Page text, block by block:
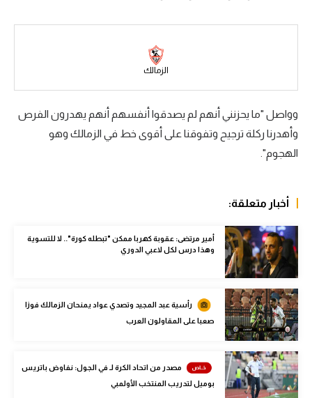
كرة السلة الأمريكية
كرة سلة
الوطن العربي
في المونديال
رياضة نسائية
آسيا
أمريكا
ركن الألعاب
الزمالك
وواصل "ما يحزنني أنهم لم يصدقوا أنفسهم أنهم يهدرون الفرص
وأهدرنا ركلة ترجيح وتفوقنا على أقوى خط في الزمالك وهو
الهجوم".
أخبار متعلقة:
أمير مرتضى: عقوبة كهربا ممكن "تبطله كورة".. لا للتسوية
وهذا درس لكل لاعبي الدوري
رأسية عبد المجيد وتصدي عواد يمنحان الزمالك فوزا
صعبا على المقاولون العرب
مصدر من اتحاد الكرة لـ في الجول: نفاوض باتريس
بوميل لتدريب المنتخب الأولمبي